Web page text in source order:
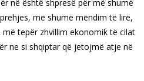
në është shpresë për më shumë
me shumë mendim të lirë,
tepër zhvillim ekonomik të cilat
ne si shqiptar që jetojmë atje në